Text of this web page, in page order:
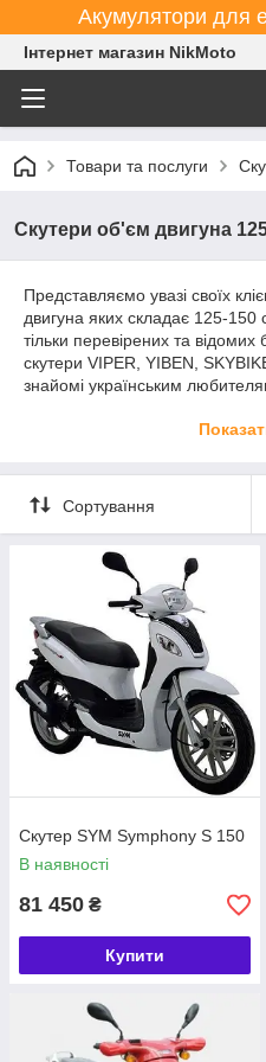
Акумулятори для
Інтернет магазин NikMoto
Товари та послуги
Скутери об'єм двигуна
Представляємо увазі своїх
двигуна яких складає 125-
тільки перевірених та
скутери VIPER, YIBEN,
знайомі українським
акції дозволять отримати
Скутери від
SKYBIKE
Ви можете придбати у нас на
VIPER;
YIBEN;
SKYBIKE;
Вони оснащені
см3, які подарують вам комфорт
сільській місцевості. Всі наші
до тривалої експлуатації,
і дівчата підберуть для себе
вподобаного скутера можна
отримати професійну
Сортування
Скутер SYM Symphony S 150
В наявності
81 450 ₴
Купити